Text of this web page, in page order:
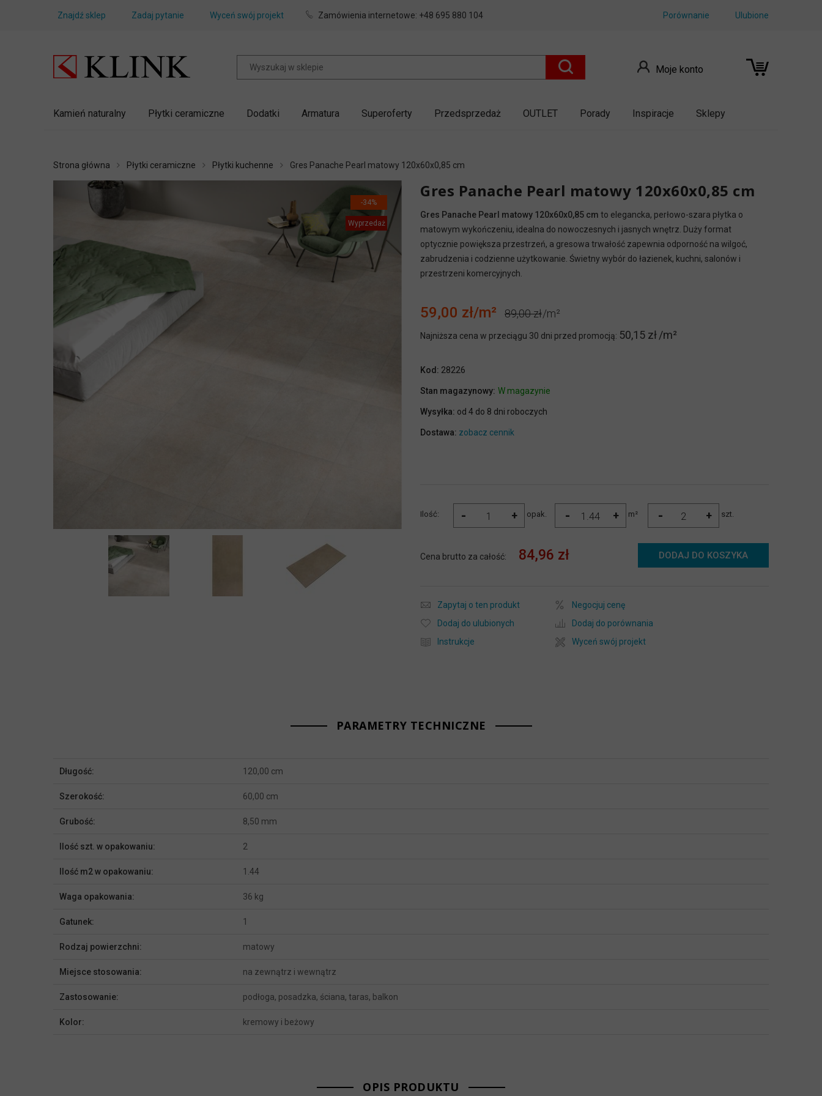
Znajdź sklep Zadaj pytanie Wyceń swój projekt Zamówienia internetowe: +48 695 880 104 Ulubione
Porównanie
Moje konto
Kamień naturalny Płytki ceramiczne Dodatki Armatura Superoferty Przedsprzedaż OUTLET Porady Inspiracje Sklepy
Strona główna Płytki ceramiczne Płytki kuchenne Gres Panache Pearl matowy 120x60x0,85 cm
-34%
Wyprzedaż
Gres Panache Pearl matowy 120x60x0,85 cm
Gres Panache Pearl matowy 120x60x0,85 cm to elegancka, perłowo-szara płytka o
matowym wykończeniu, idealna do nowoczesnych i jasnych wnętrz. Duży format
optycznie powiększa przestrzeń, a gresowa trwałość zapewnia odporność na wilgoć,
zabrudzenia i codzienne użytkowanie. Świetny wybór do łazienek, kuchni, salonów i
przestrzeni komercyjnych.
59,00 zł 89,00 zł
Najniższa cena w przeciągu 30 dni przed promocją: 50,15 zł
Kod: 28226
Stan magazynowy: W magazynie
Wysyłka: od 4 do 8 dni roboczych
Dostawa: zobacz cennik
Ilość: - + opak. - + m² - + szt.
Cena brutto za całość: 84,96 zł DODAJ DO KOSZYKA
Zapytaj o ten produkt
Negocjuj cenę
Dodaj do ulubionych
Dodaj do porównania
Instrukcje
Wyceń swój projekt
PARAMETRY TECHNICZNE
Długość: 120,00 cm
Szerokość: 60,00 cm
Grubość: 8,50 mm
Ilość szt. w opakowaniu: 2
Ilość m2 w opakowaniu: 1.44
Waga opakowania: 36 kg
Gatunek: 1
Rodzaj powierzchni: matowy
Miejsce stosowania: na zewnątrz i wewnątrz
Zastosowanie: podłoga, posadzka, ściana, taras, balkon
Kolor: kremowy i beżowy
OPIS PRODUKTU